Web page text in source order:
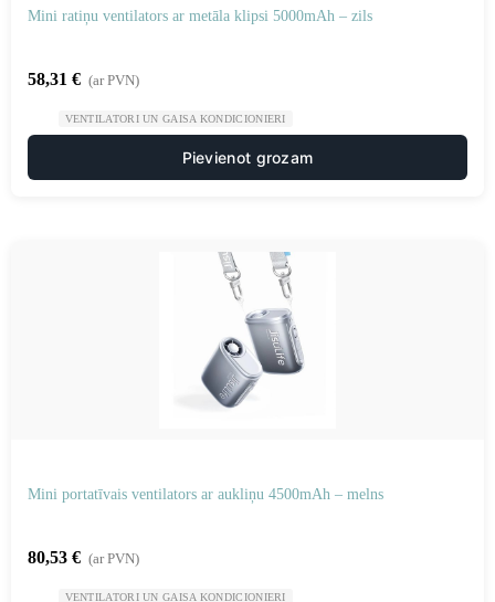
Mini ratiņu ventilators ar metāla klipsi 5000mAh – zils
58,31 € (ar PVN)
VENTILATORI UN GAISA KONDICIONIERI
Pievienot grozam
Mini portatīvais ventilators ar aukliņu 4500mAh – melns
80,53 € (ar PVN)
VENTILATORI UN GAISA KONDICIONIERI